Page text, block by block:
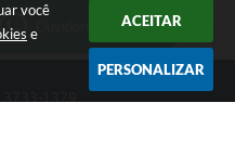
você
e
ACEITAR
PERSONALIZAR
Ouvidoria Municipal